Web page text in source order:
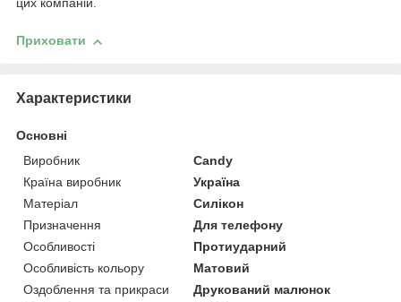
цих компаній.
Приховати
Характеристики
Основні
Виробник
Candy
Країна виробник
Україна
Матеріал
Силікон
Призначення
Для телефону
Особливості
Протиударний
Особливість кольору
Матовий
Оздоблення та прикраси
Друкований малюнок